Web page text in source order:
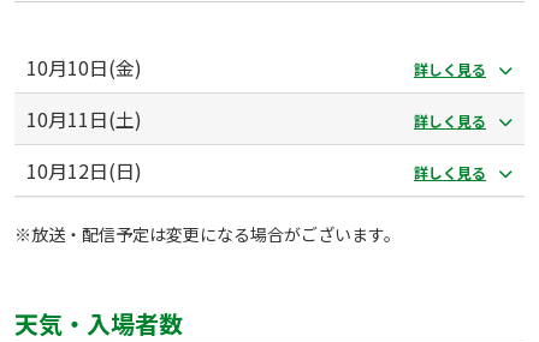
10月10日(金) 詳しく見る
10月11日(土) 詳しく見る
10月12日(日) 詳しく見る
※放送・配信予定は変更になる場合がございます。
天気・入場者数